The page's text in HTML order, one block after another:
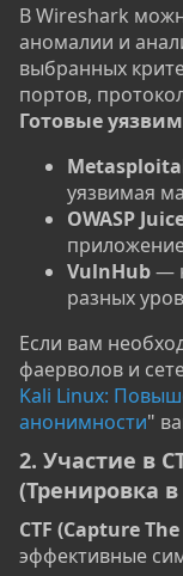
В Wireshark
аномалии и
выбранных
портов,
Готовые
уязвимая
OWASP
VulnHub—
разных
Если вам
фаерволов и
Kali Linux:
анонимности"
2. Участие в
(Тренировка
CTF (Capture
эффективные